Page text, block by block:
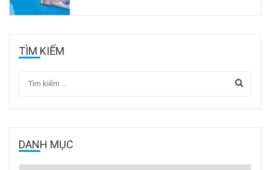
TÌM KIẾM
DANH MỤC